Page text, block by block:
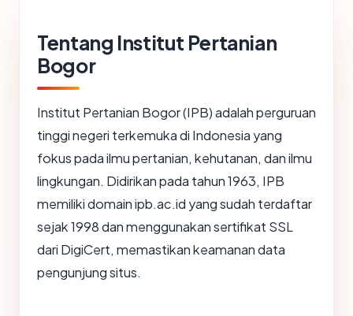
Tentang Institut Pertanian
Bogor
Institut Pertanian Bogor (IPB) adalah perguruan
tinggi negeri terkemuka di Indonesia yang
fokus pada ilmu pertanian, kehutanan, dan ilmu
lingkungan. Didirikan pada tahun 1963, IPB
memiliki domain ipb.ac.id yang sudah terdaftar
sejak 1998 dan menggunakan sertifikat SSL
dari DigiCert, memastikan keamanan data
pengunjung situs.